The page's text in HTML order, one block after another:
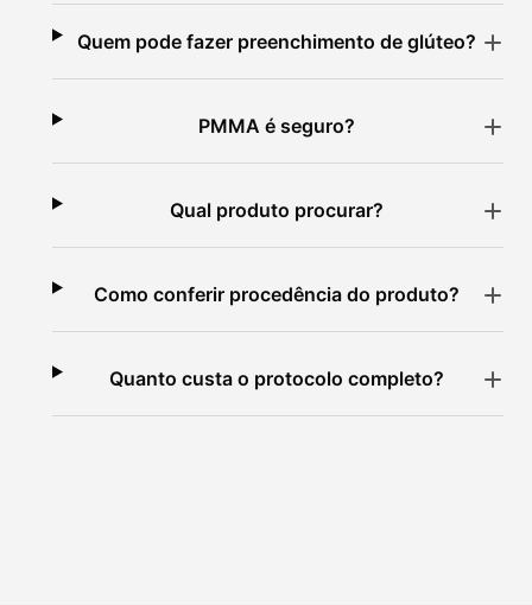
Quem pode fazer preenchimento de glúteo?
PMMA é seguro?
Qual produto procurar?
Como conferir procedência do produto?
Quanto custa o protocolo completo?